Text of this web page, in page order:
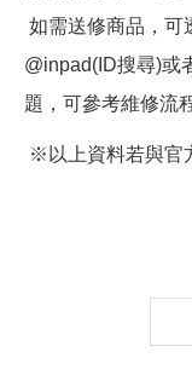
如需送修商品，可
@inpad(ID搜尋)或
題，可參考維修流
※以上資料若與官